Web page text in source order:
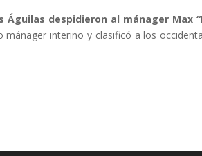
Águilas despidieron al mánager Max
mánager interino y clasificó a los